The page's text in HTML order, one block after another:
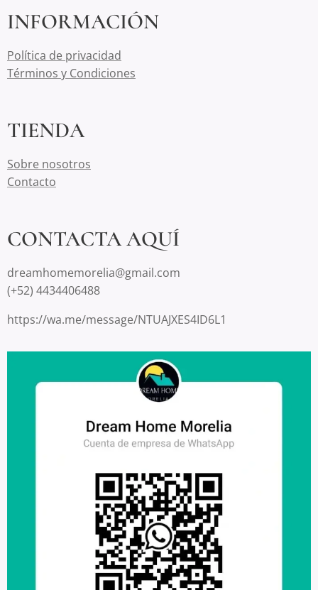
INFORMACIÓN
Política de privacidad
Términos y Condiciones
TIENDA
Sobre nosotros
Contacto
CONTACTA AQUÍ
dreamhomemorelia@gmail.com
(+52) 4434406488
https://wa.me/message/NTUAJXES4ID6L1